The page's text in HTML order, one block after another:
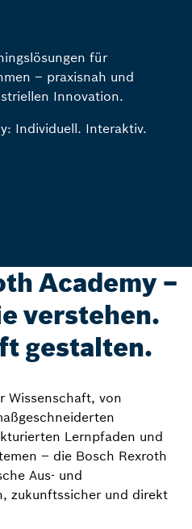
für
– praxisnah und
Innovation.
Individuell. Interaktiv.
Academy –
verstehen.
gestalten.
Wissenschaft, von
Lernpfaden und
– die Bosch Rexroth
Aus- und
zukunftssicher und direkt